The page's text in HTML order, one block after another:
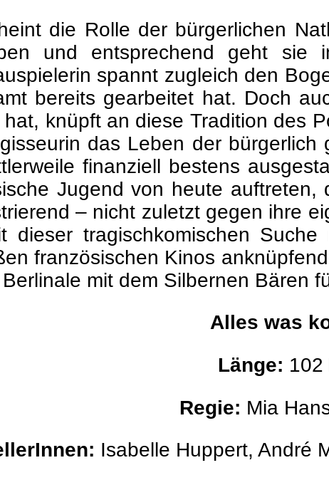
die Rolle der bürgerlichen
und entsprechend geht
spannt zugleich den
bereits gearbeitet hat. Doch
knüpft an diese Tradition des
das Leben der
finanziell bestens
Jugend von heute
– nicht zuletzt gegen ihre
dieser tragischkomischen
französischen Kinos
mit dem Silbernen Bären
Alles was
Länge: 102
Regie: Mia
Isabelle Huppert, André